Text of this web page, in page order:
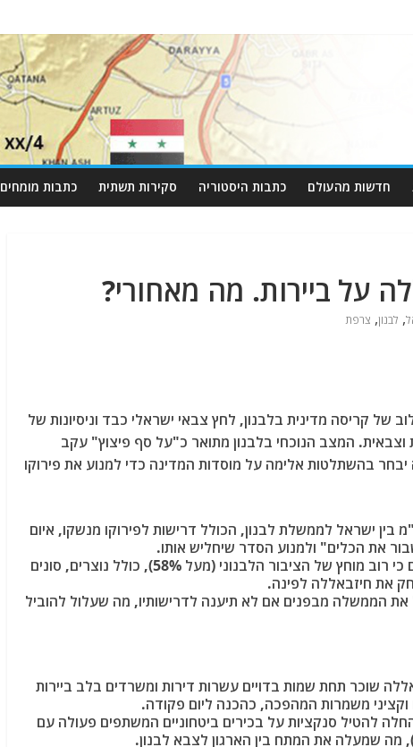
חדשות מהעולם כתבות היסטוריה סקירות תשתית כתבות מומחים
על ביירות. מה מאחורי?
, לבנון, צרפת
קריסה מדינית בלבנון, לחץ צבאי ישראלי כבד וניסיונות של
וצבאית. המצב הנוכחי בלבנון מתואר כ"על סף פיצוץ" עקב
בהשתלטות אלימה על מוסדות המדינה כדי למנוע את פירוקו
בין ישראל לממשלת לבנון, הכולל דרישות לפירוקו מנשקו, איום
את הכלים" ולמנוע הסדר שיחליש אותו.
בידוד פוליטי ועדתי: סקרים ממאי 2026 מראים כי רוב מוחץ של הציבור הלבנוני (מעל 58%), כולל נוצרים, סונים
את חיזבאללה לפינה.
הממשלה מבפנים אם לא תיענה לדרישותיו, מה שעלול להוביל
שוכר תחת שמות בדויים עשרות דירות ומשרדים בלב ביירות
משמרות המהפכה, כהכנה ליום פקודה.
להטיל סנקציות על בכירים ביטחוניים המשתפים פעולה עם